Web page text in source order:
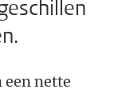
een nette